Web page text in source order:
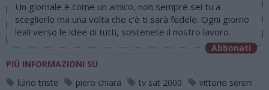
Un giornale è come un amico, non sempre sei tu a
sceglierlo ma una volta che c’è ti sarà fedele. Ogni giorno
leali verso le idee di tutti, sostenete il nostro lavoro.
Abbonati
PIÙ INFORMAZIONI SU
luino triste
piero chiara tv sat 2000
vittorio sereni